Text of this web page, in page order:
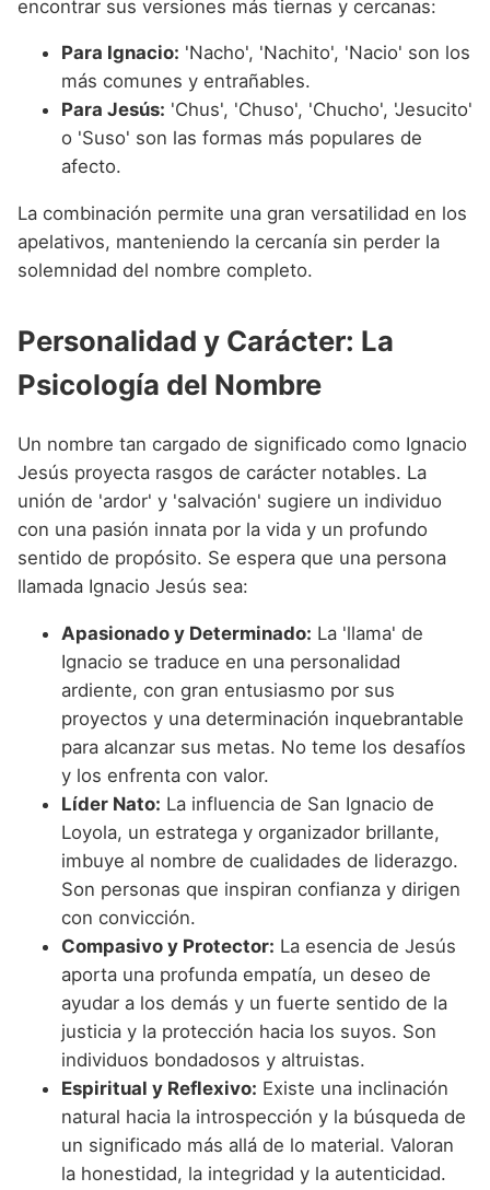
encontrar sus versiones más tiernas y cercanas:
Para Ignacio: 'Nacho', 'Nachito', 'Nacio' son los
más comunes y entrañables.
Para Jesús: 'Chus', 'Chuso', 'Chucho', 'Jesucito'
o 'Suso' son las formas más populares de
afecto.
La combinación permite una gran versatilidad en los
apelativos, manteniendo la cercanía sin perder la
solemnidad del nombre completo.
Personalidad y Carácter: La
Psicología del Nombre
Un nombre tan cargado de significado como Ignacio
Jesús proyecta rasgos de carácter notables. La
unión de 'ardor' y 'salvación' sugiere un individuo
con una pasión innata por la vida y un profundo
sentido de propósito. Se espera que una persona
llamada Ignacio Jesús sea:
Apasionado y Determinado: La 'llama' de
Ignacio se traduce en una personalidad
ardiente, con gran entusiasmo por sus
proyectos y una determinación inquebrantable
para alcanzar sus metas. No teme los desafíos
y los enfrenta con valor.
Líder Nato: La influencia de San Ignacio de
Loyola, un estratega y organizador brillante,
imbuye al nombre de cualidades de liderazgo.
Son personas que inspiran confianza y dirigen
con convicción.
Compasivo y Protector: La esencia de Jesús
aporta una profunda empatía, un deseo de
ayudar a los demás y un fuerte sentido de la
justicia y la protección hacia los suyos. Son
individuos bondadosos y altruistas.
Espiritual y Reflexivo: Existe una inclinación
natural hacia la introspección y la búsqueda de
un significado más allá de lo material. Valoran
la honestidad, la integridad y la autenticidad.